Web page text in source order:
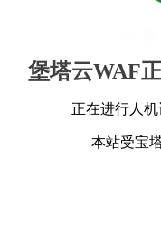
堡塔云WAF
正在进行人
本站受宝